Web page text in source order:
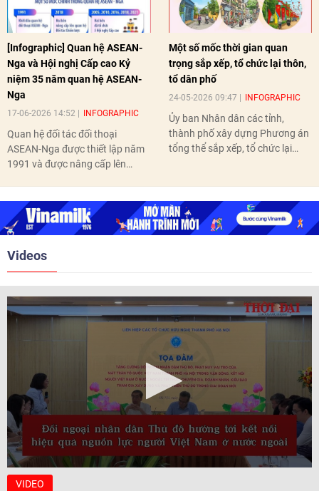
[Infographic] Quan hệ ASEAN-
Nga và Hội nghị Cấp cao Kỷ
niệm 35 năm quan hệ ASEAN-
Nga
17-06-2026 14:52 INFOGRAPHIC
Quan hệ đối tác đối thoại
ASEAN-Nga được thiết lập năm
1991 và được nâng cấp lên
nghị Cấp cao vào các năm 2005,
2010, 2016, 2018, 2021.
Một số mốc thời gian quan
trọng sắp xếp, tổ chức lại thôn,
tổ dân phố
24-05-2026 09:47 INFOGRAPHIC
Ủy ban Nhân dân các tỉnh,
thành phố xây dựng Phương án
tổng thể sắp xếp, tổ chức lại
Videos
VIDEO